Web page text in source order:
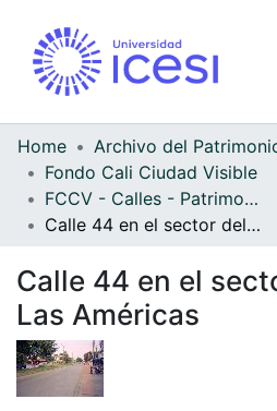
Home
Fondo Cali Ciudad Visible
FCCV - Calles - Patrimonial
Calle 44 en el sector del barrio Las Américas
Calle 44 en el
Las Américas